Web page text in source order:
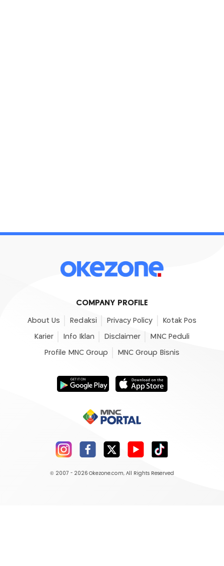
COMPANY PROFILE
About Us Redaksi Privacy Policy Kotak Pos
Karier Info Iklan Disclaimer MNC Peduli
Profile MNC Group MNC Group Bisnis
© 2007 - 2026 Okezone.com, All Rights Reserved